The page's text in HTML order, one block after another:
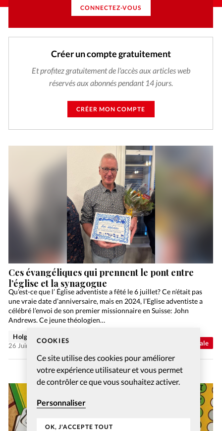
COOKIES
Ce site utilise des cookies pour améliorer
votre expérience utilisateur et vous permet
de contrôler ce que vous souhaitez activer.
Personnaliser
OK, J'ACCEPTE TOUT
CONNECTEZ-VOUS
Créer un compte gratuitement
Et profitez gratuitement de l'accès aux articles web
réservés aux abonnés pendant 14 jours.
CRÉER MON COMPTE
Actualité internationale
Ces évangéliques qui prennent le pont entre
l’église et la synagogue
Qu’est-ce que l’ Église adventiste a fêté le 6 juillet? Ce n’était pas
une vraie date d’anniversaire, mais en 2024, l’Eglise adventiste a
célébré l’envoi de son premier missionnaire en Suisse: John
Andrews. Ce jeune théologien…
Holger Wetjen
26 Juin 2026